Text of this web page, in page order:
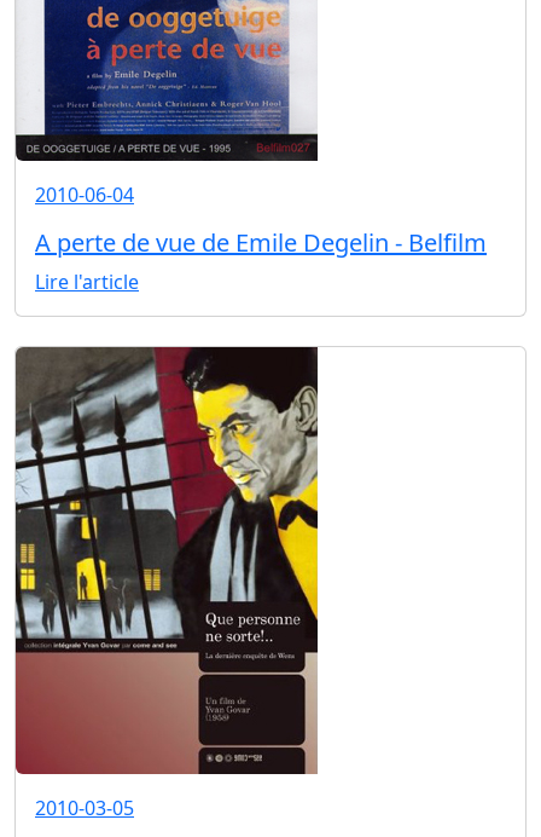
2010-06-04
A perte de vue de Emile Degelin - Belfilm
Lire l'article
2010-03-05